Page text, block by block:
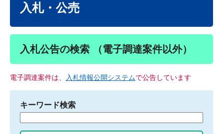
入札・公売
入札公告の検索 （電子調達案件以外）
電子調達案件は、 入札情報公開システムで公告しています
キーワード検索